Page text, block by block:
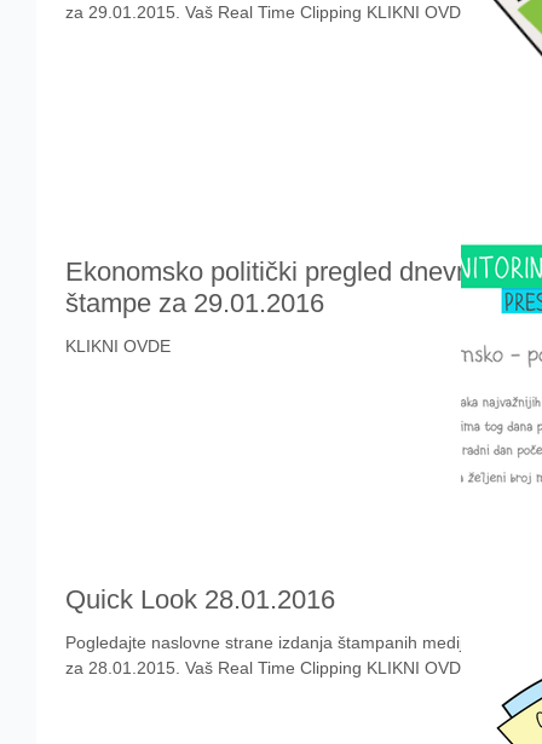
za 29.01.2015. Vaš Real Time Clipping KLIKNI OVDE
Ekonomsko politički pregled dnevne
štampe za 29.01.2016
KLIKNI OVDE
Quick Look 28.01.2016
Pogledajte naslovne strane izdanja štampanih medija
za 28.01.2015. Vaš Real Time Clipping KLIKNI OVDE